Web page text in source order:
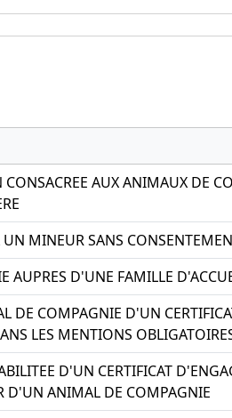
CONSACREE AUX ANIMAUX DE
MINEUR SANS
D'UNE FAMILLE
DE COMPAGNIE D'UN
LES MENTIONS
D'UN CERTIFICAT
D'UN ANIMAL DE COMPAGNIE